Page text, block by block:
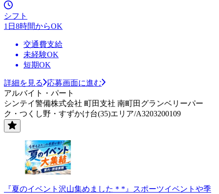
シフト
1日8時間からOK
交通費支給
未経験OK
短期OK
詳細を見る
応募画面に進む
アルバイト・パート
シンテイ警備株式会社 町田支社 南町田グランベリーパー
ク・つくし野・すずかけ台(35)エリア/A3203200109
『夏のイベント沢山集めました＊*』スポーツイベントや季